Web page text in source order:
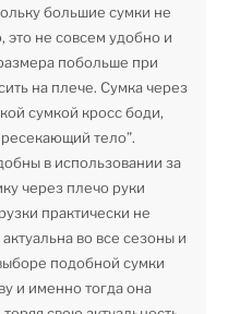
большие сумки не
это не совсем удобно и
побольше при
на плече. Сумка через
сумкой кросс боди,
тело”.
в использовании за
через плечо руки
практически не
во все сезоны и
подобной сумки
и именно тогда она